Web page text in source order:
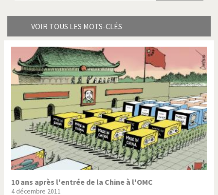
VOIR TOUS LES MOTS-CLÉS
Bye Biden! Catholique ou pas très?
Chère énergie! Crise grecque
Cybermonde
Du printemps arabe à
l'hiver
Election présidentielle US Guerre en Syrie
Hopp Deutschland Israël - Palestine
L'Amérique et les armes L'Iran tremble
La Chine et nous
La Corée du Nord: guerre ou
paix?
10 ans après l'entrée de la Chine à l'OMC
4 décembre 2011